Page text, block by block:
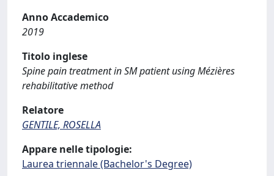
Anno Accademico
2019
Titolo inglese
Spine pain treatment in SM patient using Mézières
rehabilitative method
Relatore
GENTILE, ROSELLA
Appare nelle tipologie:
Laurea triennale (Bachelor's Degree)